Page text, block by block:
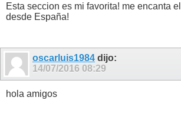
Esta seccion es mi favorita! me encanta
desde España!
oscarluis1984 dijo:
14/07/2016 08:29
hola amigos